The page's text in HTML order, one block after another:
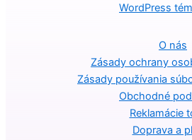
WordPress
O nás
Zásady ochrany
Zásady používania
Obchodné
Reklamácie
Doprava a